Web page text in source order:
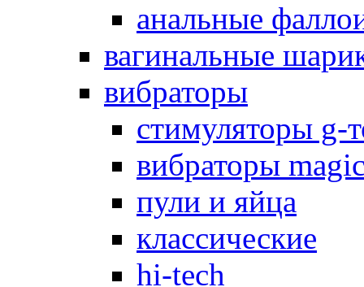
анальные
вагинальные
вибраторы
стимуляторы g-
вибраторы
пули и яйца
классические
hi-tech